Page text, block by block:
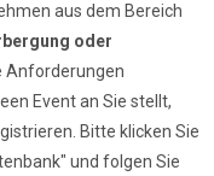
aus dem Bereich
oder
Anforderungen
Event an Sie stellt,
Bitte klicken Sie
und folgen Sie